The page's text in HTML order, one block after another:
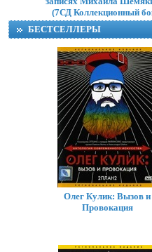
(7СД Коллекционный
БЕСТСЕЛЛЕРЫ
Олег Кулик: Вызов и
Провокация